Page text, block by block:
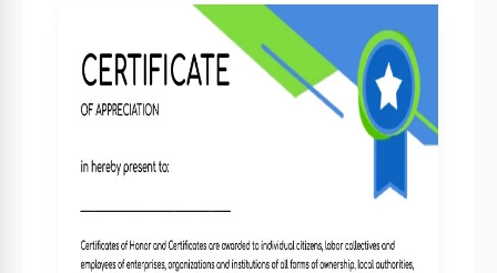
Google Docs
January 16, 2022
Última atualização
July 18, 2026
Adicionado às coleções por 3 Usuários
0 downloads este mês
Sobre este modelo